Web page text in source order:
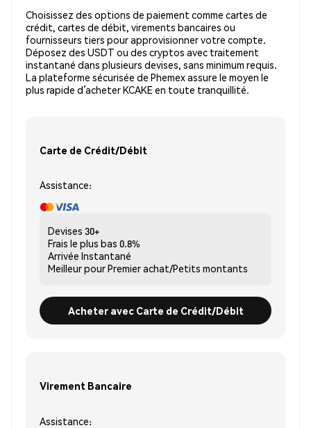
Choisissez des options de paiement comme cartes de
crédit, cartes de débit, virements bancaires ou
fournisseurs tiers pour approvisionner votre compte.
Déposez des USDT ou des cryptos avec traitement
instantané dans plusieurs devises, sans minimum requis.
La plateforme sécurisée de Phemex assure le moyen le
plus rapide d’acheter KCAKE en toute tranquillité.
Carte de Crédit/Débit
Assistance:
Devises 30+
Frais le plus bas 0.8%
Arrivée Instantané
Meilleur pourPremier achat/Petits montants
Acheter avec Carte de Crédit/Débit
Virement Bancaire
Assistance: